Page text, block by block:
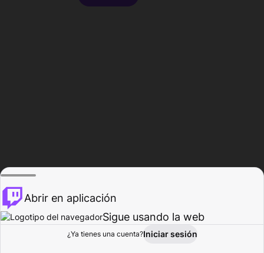
Explorar Actividad
Abrir en aplicación
Sigue usando la web
¿Ya tienes una cuenta?Iniciar sesión